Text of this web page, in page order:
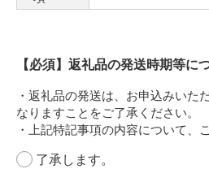
【必須】返礼品の発送時期等に
了承します。